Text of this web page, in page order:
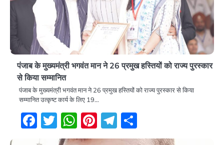
पंजाब के मुख्यमंत्री भगवंत मान ने 26 प्रमुख हस्तियों को राज्य पुरस्कार
से किया सम्मानित
पंजाब के मुख्यमंत्री भगवंत मान ने 26 प्रमुख हस्तियों को राज्य पुरस्कार से किया
सम्मानित उत्कृष्ट कार्य के लिए 19…
Facebook
Twitter
WhatsApp
Pinterest
Telegram